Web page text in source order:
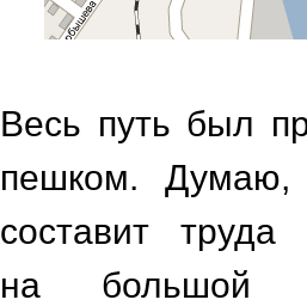
Весь путь был
пешком.
составит труда
на большой